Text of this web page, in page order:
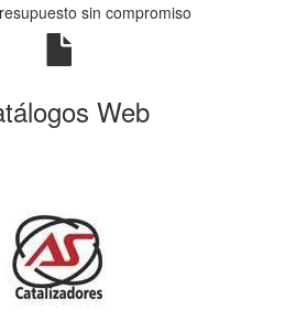
sin compromiso
Web